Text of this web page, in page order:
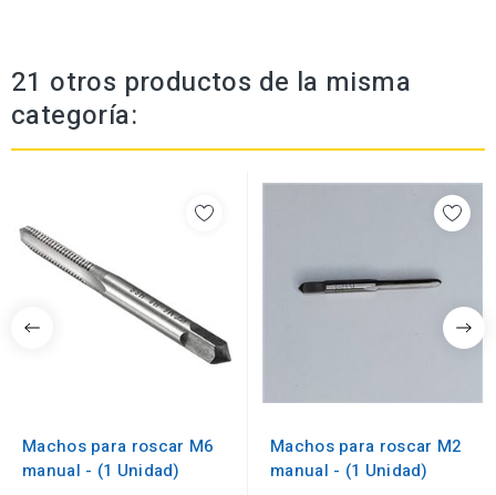
21 otros productos de la misma
categoría:
Machos para roscar M6
manual - (1 Unidad)
Machos para roscar M2
manual - (1 Unidad)